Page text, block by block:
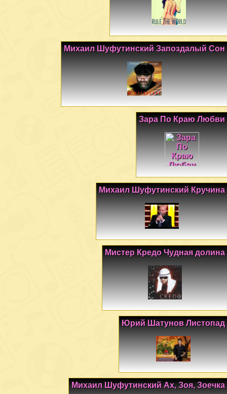
Михаил Шуфутинский Запоздалый Сон
Зара По Краю Любви
Михаил Шуфутинский Кручина
Мистер Кредо Чудная долина
Юрий Шатунов Листопад
Михаил Шуфутинский Ах, Зоя, Зоечка